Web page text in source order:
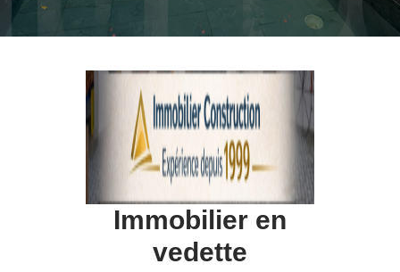
Immobilier en
vedette